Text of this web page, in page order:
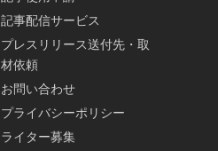
記事配信サービス
プレスリリース送付先・取
材依頼
お問い合わせ
プライバシーポリシー
ライター募集